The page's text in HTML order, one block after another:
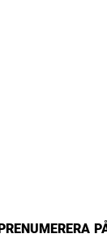
PRENUMERERA